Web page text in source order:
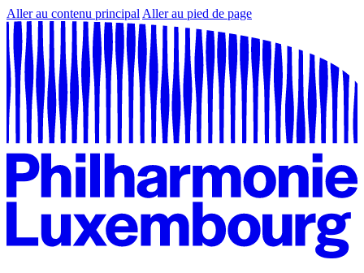
Aller au contenu principal Aller au pied de page